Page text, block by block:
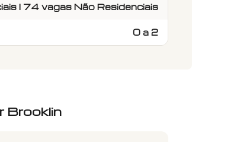
l 74 vagas Não Residenciais
0 a 2
Brooklin